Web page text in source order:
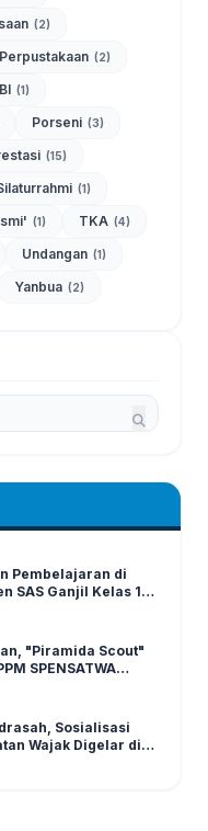
(2)
Perpustakaan (2)
(1)
Porseni (3)
(15)
(1)
(1) TKA (4)
Undangan (1)
Yanbua (2)
Pembelajaran di
SAS Ganjil Kelas 1-6
"Piramida Scout"
SPENSATWA
Sosialisasi
Wajak Digelar di